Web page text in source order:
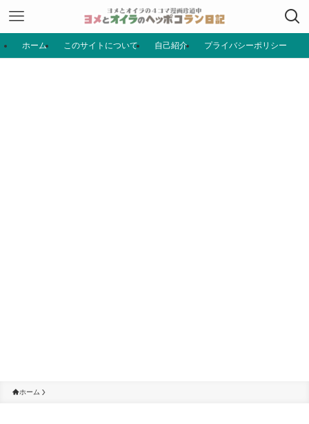
ホーム このサイトについて 自己紹介 プライバシーポリシー
ホーム